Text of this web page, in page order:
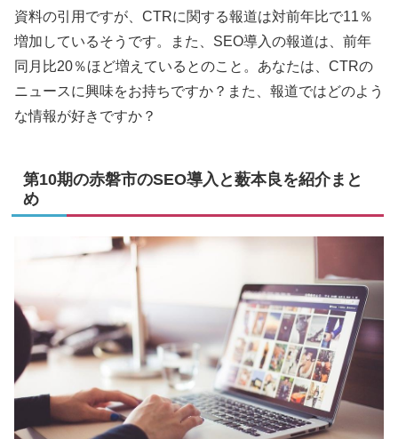
資料の引用ですが、CTRに関する報道は対前年比で11％
増加しているそうです。また、SEO導入の報道は、前年
同月比20％ほど増えているとのこと。あなたは、CTRの
ニュースに興味をお持ちですか？また、報道ではどのよう
な情報が好きですか？
第10期の赤磐市のSEO導入と薮本良を紹介まと
め